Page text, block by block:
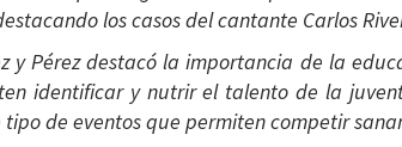
los casos del cantante Carlos
y Pérez destacó la importancia de la
identificar y nutrir el talento de la
de eventos que permiten competir